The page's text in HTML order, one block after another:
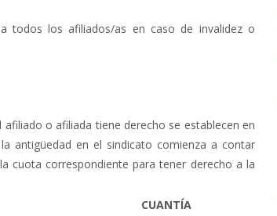
todos los afiliados/as en caso de invalidez o
o afiliada tiene derecho se establecen en
antigüedad en el sindicato comienza a contar
cuota correspondiente para tener derecho a la
CUANTÍA